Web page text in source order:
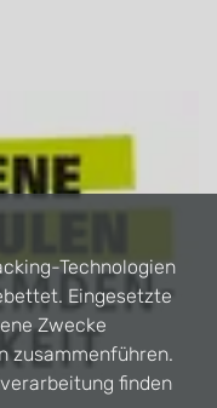
Technologien
Eingesetzte
Zwecke
zusammenführen.
finden